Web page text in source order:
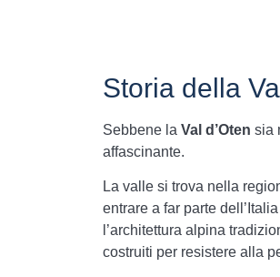
Storia della
Sebbene la Val d’Oten sia
affascinante.
La valle si trova nella
entrare a far parte
l’architettura alpina
costruiti per resistere alla